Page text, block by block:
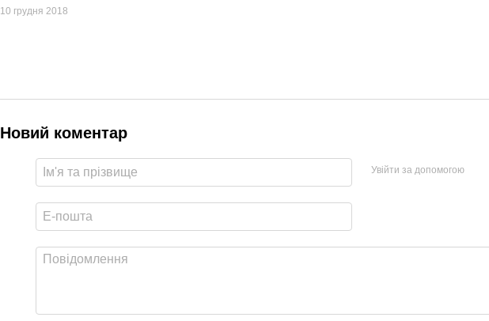
10 грудня 2018
Новий коментар
Увійти за допомогою